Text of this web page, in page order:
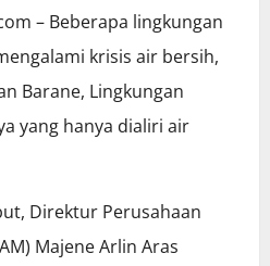
– Beberapa lingkungan
krisis air bersih,
Barane, Lingkungan
yang hanya dialiri air
Direktur Perusahaan
Majene Arlin Aras